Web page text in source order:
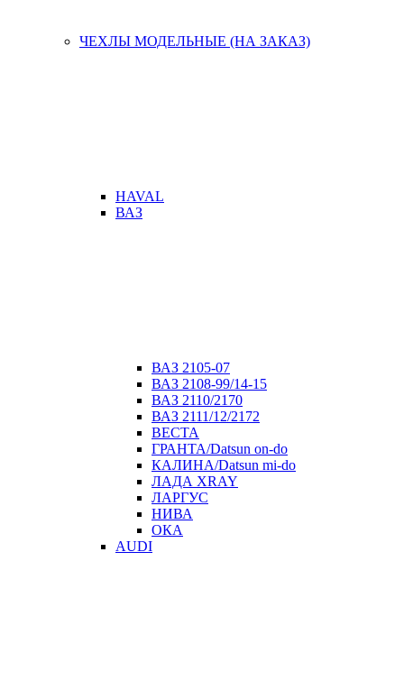
ЧЕХЛЫ МОДЕЛЬНЫЕ (НА ЗАКАЗ)
HAVAL
ВАЗ
ВАЗ 2105-07
ВАЗ 2108-99/14-15
ВАЗ 2110/2170
ВАЗ 2111/12/2172
ВЕСТА
ГРАНТА/Datsun on-do
КАЛИНА/Datsun mi-do
ЛАДА XRAY
ЛАРГУС
НИВА
ОКА
AUDI